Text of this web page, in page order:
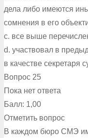
дела либо имеются
сомнения в его
c. все выше
d. участвовал в
в качестве секретаря
Вопрос 25
Пока нет ответа
Балл: 1,00
Отметить вопрос
В каждом бюро СМЭ